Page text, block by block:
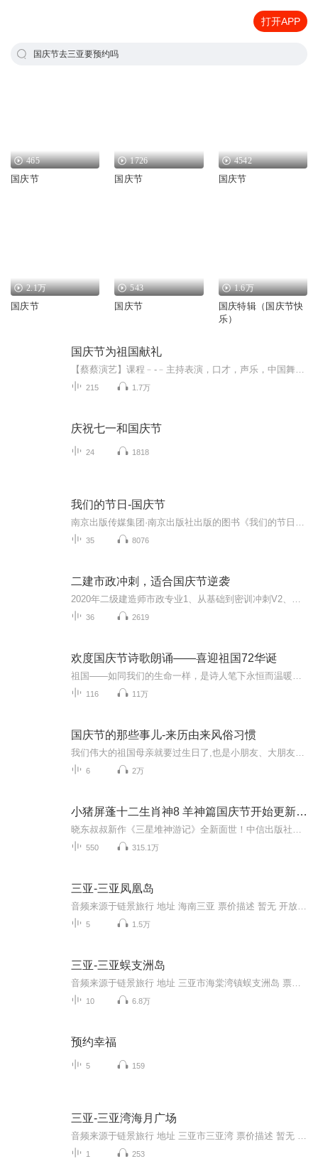
打开APP
国庆节去三亚要预约吗
465
国庆节
1726
国庆节
4542
国庆节
2.1万
国庆节
543
国庆节
1.6万
国庆特辑（国庆节快
乐）
国庆节为祖国献礼
215 1.7万
庆祝七一和国庆节
24 1818
我们的节日-国庆节
35 8076
二建市政冲刺，适合国庆节逆袭
36 2619
欢度国庆节诗歌朗诵——喜迎祖国72华诞
116 11万
国庆节的那些事儿-来历由来风俗习惯
6 2万
小猪屏蓬十二生肖神8 羊神篇国庆节开始更新啦！
550 315.1万
三亚-三亚凤凰岛
5 1.5万
三亚-三亚蜈支洲岛
10 6.8万
预约幸福
5 159
三亚-三亚湾海月广场
1 253